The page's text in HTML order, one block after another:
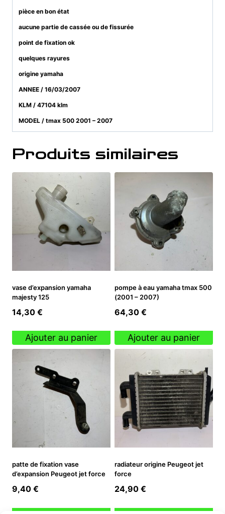
pièce en bon état
aucune partie de cassée ou de fissurée
point de fixation ok
quelques rayures
origine yamaha
ANNEE / 16/03/2007
KLM / 47104 klm
MODEL / tmax 500 2001 – 2007
Produits similaires
vase d’expansion yamaha
majesty 125
14,30 €
Ajouter au panier
pompe à eau yamaha tmax 500
(2001 – 2007)
64,30 €
Ajouter au panier
patte de fixation vase
d’expansion Peugeot jet force
9,40 €
radiateur origine Peugeot jet
force
24,90 €